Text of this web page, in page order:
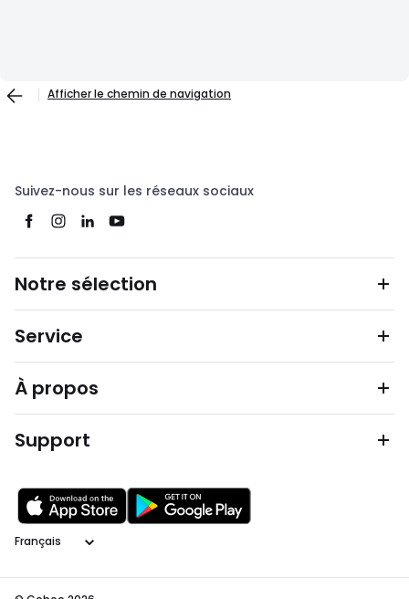
Afficher le chemin de navigation
Suivez-nous sur les réseaux sociaux
Notre sélection
Service
À propos
Support
Langage